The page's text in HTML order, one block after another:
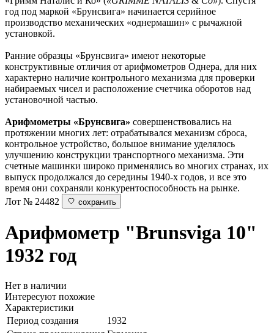
год под маркой «Брунсвига» начинается серийное
производство механических «однермашин» с рычажной
установкой.
Ранние образцы «Брунсвига» имеют некоторые
конструктивные отличия от арифмометров Однера, для них
характерно наличие контрольного механизма для проверки
набираемых чисел и расположение счетчика оборотов над
установочной частью.
Арифмометры «Брунсвига» совершенствовались на
протяжении многих лет: отрабатывался механизм сброса,
контрольное устройство, большое внимание уделялось
улучшению конструкции транспортного механизма. Эти
счетные машинки широко применялись во многих странах, их
выпуск продолжался до середины 1940-х годов, и все это
время они сохраняли конкурентоспособность на рынке.
Лот № 24482
сохранить
Арифмометр "Brunsviga 10"
1932 год
Нет в наличии
Интересуют похожие
Характеристики
Период создания
1932